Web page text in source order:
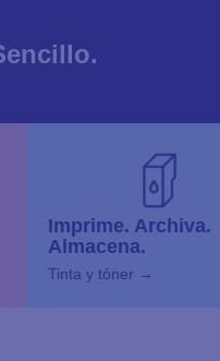
Imprime. Archiva.
Almacena.
Tinta y tóner →